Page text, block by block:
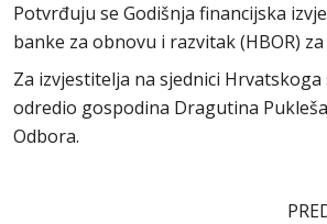
Potvrđuju se Godišnja financijska
banke za obnovu i razvitak (HBOR)
Za izvjestitelja na sjednici
odredio gospodina Dragutina
Odbora.